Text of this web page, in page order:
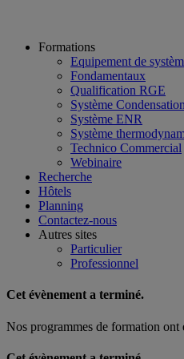
Formations
Equipement de
Fondamentaux
Qualification RGE
Système Condensation
Système ENR
Système
Technico Commercial
Webinaire
Recherche
Hôtels
Planning
Contactez-nous
Autres sites
Particulier
Professionnel
Cet évènement a terminé.
Nos programmes de formation ont